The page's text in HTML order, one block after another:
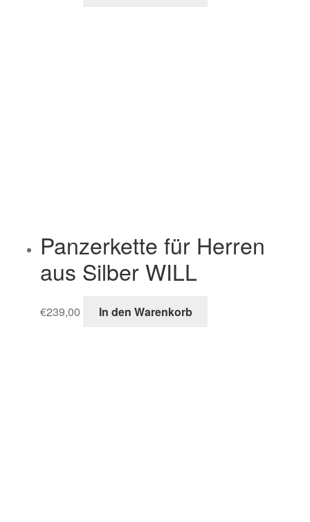
Panzerkette für Herren
aus Silber WILL
€239,00 In den Warenkorb